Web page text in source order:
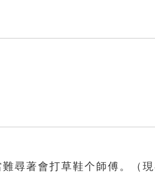
尋著會打草鞋个師傅。（